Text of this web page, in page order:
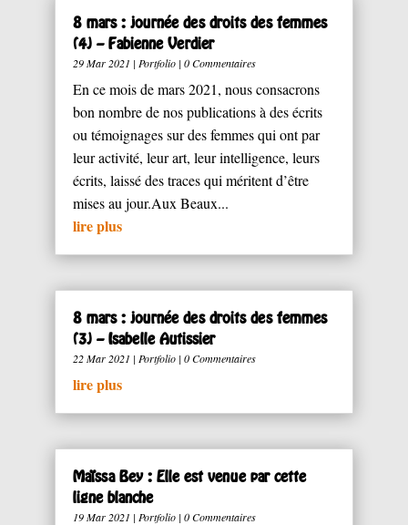
8 mars : journée des droits des femmes
(4) – Fabienne Verdier
29 Mar 2021 | Portfolio| 0 Commentaires
En ce mois de mars 2021, nous consacrons
bon nombre de nos publications à des écrits
ou témoignages sur des femmes qui ont par
leur activité, leur art, leur intelligence, leurs
écrits, laissé des traces qui méritent d’être
mises au jour.Aux Beaux...
lire plus
8 mars : journée des droits des femmes
(3) – Isabelle Autissier
22 Mar 2021 | Portfolio| 0 Commentaires
lire plus
Maïssa Bey : Elle est venue par cette
ligne blanche
19 Mar 2021 | Portfolio| 0 Commentaires